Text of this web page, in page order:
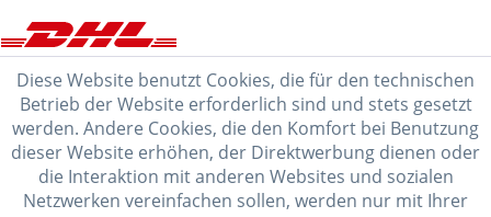
Diese Website benutzt Cookies, die für den technischen
Betrieb der Website erforderlich sind und stets gesetzt
werden. Andere Cookies, die den Komfort bei Benutzung
dieser Website erhöhen, der Direktwerbung dienen oder
die Interaktion mit anderen Websites und sozialen
Netzwerken vereinfachen sollen, werden nur mit Ihrer